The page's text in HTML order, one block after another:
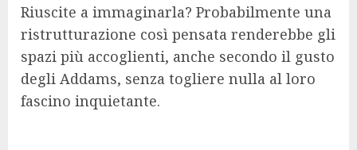
Riuscite a immaginarla? Probabilmente una
ristrutturazione così pensata renderebbe gli
spazi più accoglienti, anche secondo il gusto
degli Addams, senza togliere nulla al loro
fascino inquietante.